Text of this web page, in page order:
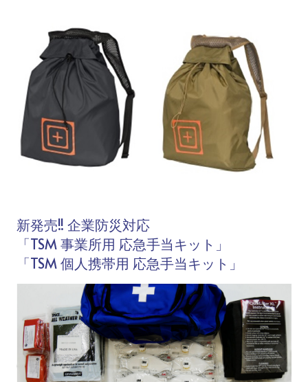
新発売!! 企業防災対応
「TSM 事業所用 応急手当キット」
「TSM 個人携帯用 応急手当キット」